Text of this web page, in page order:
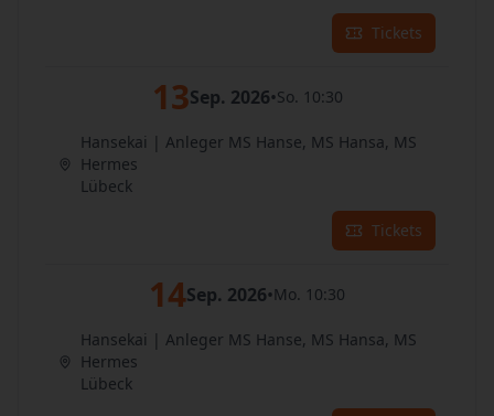
Tickets
13Sep. 2026•So. 10:30
Hansekai | Anleger MS Hanse, MS Hansa, MS
Hermes
Lübeck
Tickets
14Sep. 2026•Mo. 10:30
Hansekai | Anleger MS Hanse, MS Hansa, MS
Hermes
Lübeck